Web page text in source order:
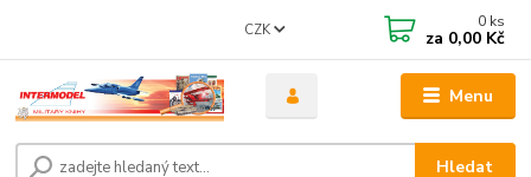
Menu
CZK
Hledat
0 ks
za 0,00 Kč